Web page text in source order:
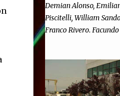
Demian Alonso,
Piscitelli, William
Franco Rivero.
Cincuenta ocasiones
contacto con ustedes y
de tecnología más